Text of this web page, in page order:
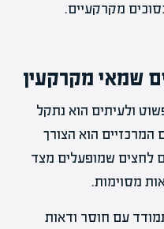
מקרקעיים.
שמאי מקרקעין
ולעיתים הוא נתקל
הוא הצורך
לחצים שמופעלים מצד
מסוימות.
עם חוסר ודאות